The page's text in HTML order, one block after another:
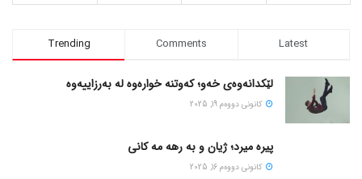
Trending Comments Latest
لێکدانەوەی خەو؛ کەوتنە خوارەوە لە بەرزاییەوە
كانونی دووه‌م 19, 2025
پیره میرد؛ ژیان و به رهه مه کانی
كانونی دووه‌م 16, 2025